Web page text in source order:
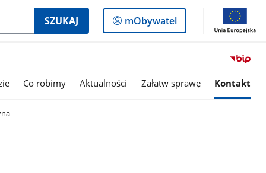
SZUKAJ
Logowanie
do
mObywatel
Co robimy Aktualności Załatw sprawę Kontakt